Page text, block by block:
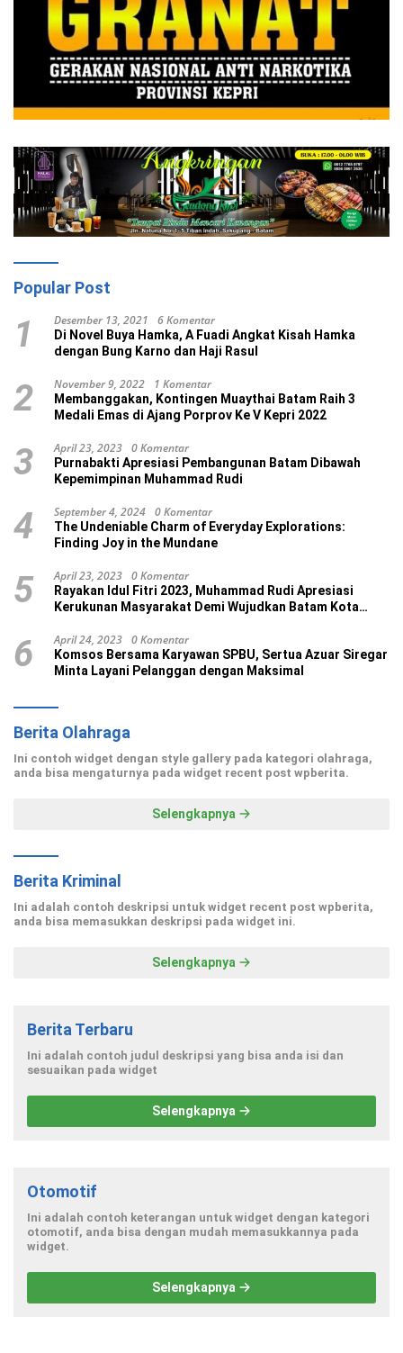
Popular Post
1 Desember 13, 2021 6 Komentar
Di Novel Buya Hamka, A Fuadi Angkat Kisah Hamka
dengan Bung Karno dan Haji Rasul
2 November 9, 2022 1 Komentar
Membanggakan, Kontingen Muaythai Batam Raih 3
Medali Emas di Ajang Porprov Ke V Kepri 2022
3 April 23, 2023 0 Komentar
Purnabakti Apresiasi Pembangunan Batam Dibawah
Kepemimpinan Muhammad Rudi
4 September 4, 2024 0 Komentar
The Undeniable Charm of Everyday Explorations:
Finding Joy in the Mundane
5 April 23, 2023 0 Komentar
Rayakan Idul Fitri 2023, Muhammad Rudi Apresiasi
Kerukunan Masyarakat Demi Wujudkan Batam Kota
6 April 24, 2023 0 Komentar
Komsos Bersama Karyawan SPBU, Sertua Azuar Siregar
Minta Layani Pelanggan dengan Maksimal
Berita Olahraga
Ini contoh widget dengan style gallery pada kategori olahraga,
anda bisa mengaturnya pada widget recent post wpberita.
Selengkapnya
Berita Kriminal
Ini adalah contoh deskripsi untuk widget recent post wpberita,
anda bisa memasukkan deskripsi pada widget ini.
Selengkapnya
Berita Terbaru
Ini adalah contoh judul deskripsi yang bisa anda isi dan
sesuaikan pada widget
Selengkapnya
Otomotif
Ini adalah contoh keterangan untuk widget dengan kategori
otomotif, anda bisa dengan mudah memasukkannya pada
widget.
Selengkapnya